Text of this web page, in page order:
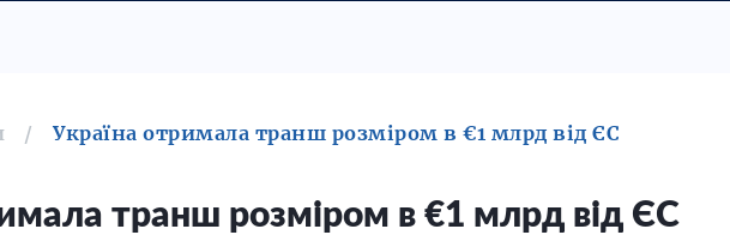
Україна отримала транш розміром в €1 млрд від ЄС
транш розміром в €1 млрд від ЄС